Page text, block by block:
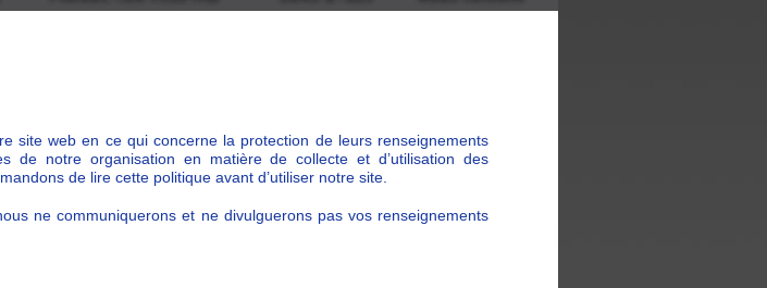
site web en ce qui concerne la protection de leurs renseignements
de notre organisation en matière de collecte et d’utilisation des
de lire cette politique avant d’utiliser notre site.
ne communiquerons et ne divulguerons pas vos renseignements